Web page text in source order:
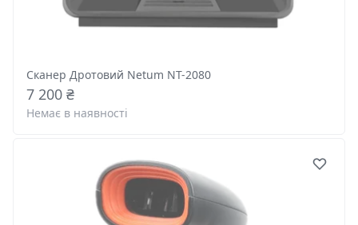
Сканер Дротовий Netum NT-2080
7 200 ₴
Немає в наявності